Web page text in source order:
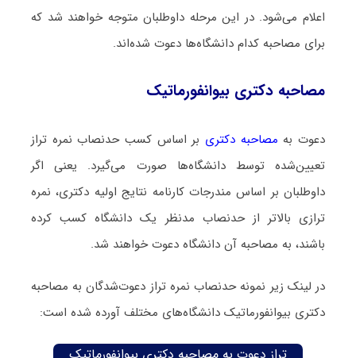
اعلام می‌شود. در این مرحله داوطلبان متوجه خواهند شد که
برای مصاحبه کدام دانشگاه‌ها دعوت شده‌اند.
مصاحبه دکتری بیوانفورماتیک
دعوت به مصاحبه دکتری بر اساس کسب حدنصاب نمره تراز
تعیین‌شده توسط دانشگاه‌ها صورت می‌گیرد. یعنی اگر
داوطلبان بر اساس مندرجات کارنامه نتایج اولیه دکتری، نمره
ترازی بالاتر از حدنصاب مدنظر یک دانشگاه کسب کرده
باشند، به مصاحبه آن دانشگاه دعوت خواهند شد.
در لینک زیر نمونه حدنصاب نمره تراز دعوت‌شدگان به مصاحبه
دکتری بیوانفورماتیک دانشگاه‌های مختلف آورده شده است: